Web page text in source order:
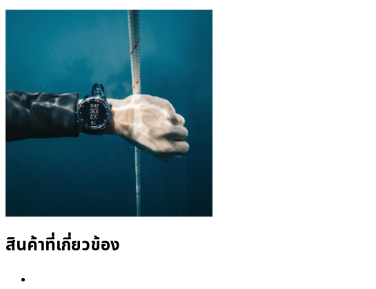
สินค้าที่เกี่ยวข้อง